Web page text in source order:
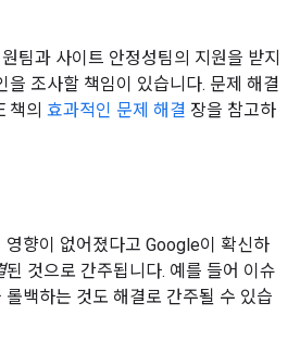
팀과 사이트 안정성팀의 지원을 받지
을 조사할 책임이 있습니다. 문제 해결
책의 효과적인 문제 해결 장을 참고하
영향이 없어졌다고 Google이 확신하
된 것으로 간주됩니다. 예를 들어 이슈
백하는 것도 해결로 간주될 수 있습